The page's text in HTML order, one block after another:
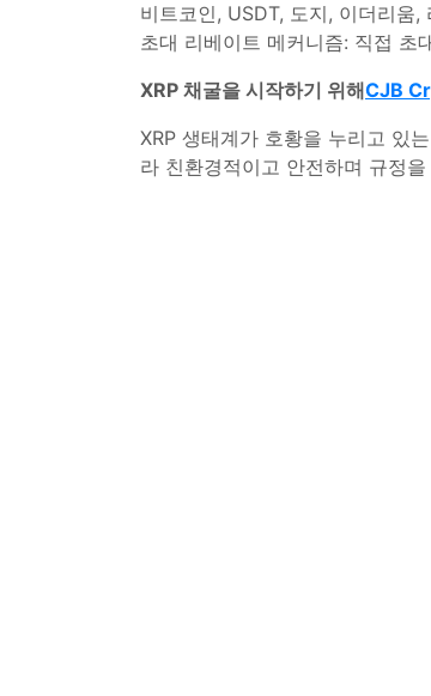
비트코인, USDT, 도지, 이더리움
초대 리베이트 메커니즘: 직접 초
XRP 채굴을 시작하기 위해CJB
XRP 생태계가 호황을 누리고 있
라 친환경적이고 안전하며 규정